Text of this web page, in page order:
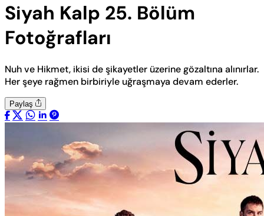
Siyah Kalp 25. Bölüm
Fotoğrafları
Nuh ve Hikmet, ikisi de şikayetler üzerine gözaltına alınırlar.
Her şeye rağmen birbiriyle uğraşmaya devam ederler.
Paylaş